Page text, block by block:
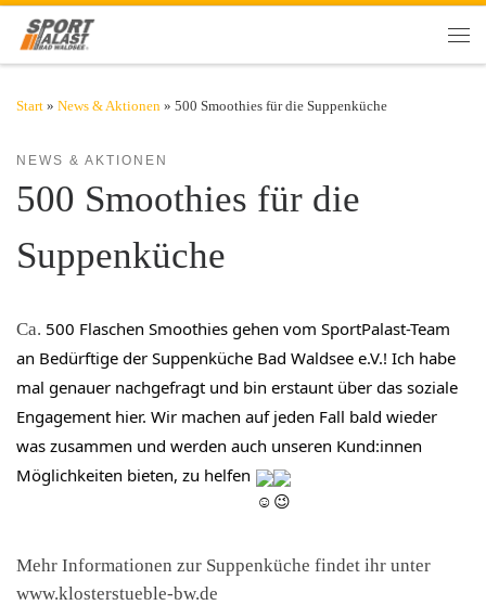
Zum Inhalt springen
Start » News & Aktionen » 500 Smoothies für die Suppenküche
NEWS & AKTIONEN
500 Smoothies für die
Suppenküche
Ca. 500 Flaschen Smoothies gehen vom SportPalast-Team
an Bedürftige der Suppenküche Bad Waldsee e.V.! Ich habe
mal genauer nachgefragt und bin erstaunt über das soziale
Engagement hier. Wir machen auf jeden Fall bald wieder
was zusammen und werden auch unseren Kund:innen
Möglichkeiten bieten, zu helfen
Mehr Informationen zur Suppenküche findet ihr unter
www.klosterstueble-bw.de